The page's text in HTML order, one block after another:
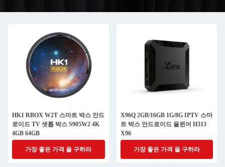
HK1 RBOX W2T 스마트 박스 안드
로이드 TV 셋톱 박스 S905W2 4K
4GB 64GB
가장 좋은 가격 을 구하라
X96Q 2GB/16GB 1G/8G IPTV 스마
트 박스 안드로이드 올윈어 H313
X96
가장 좋은 가격 을 구하라